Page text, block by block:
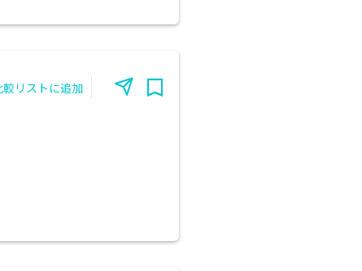
較リストに追加